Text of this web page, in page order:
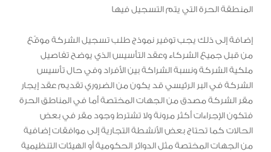
المنطقة الحرة التي يتم التسجيل فيها
إضافة إلى ذلك يجب توفير نموذج طلب تسجيل الشركة موقّع
من قبل جميع الشركاء وعقد التأسيس الذي يوضح تفاصيل
ملكية الشركة ونسبة الشراكة بين الأفراد وفي حال تأسيس
الشركة في البر الرئيسي قد يكون من الضروري تقديم عقد إيجار
مقر الشركة مصدق من الجهات المختصة أما في المناطق الحرة
فتكون الإجراءات أكثر مرونة ولا تشترط وجود مقر في بعض
الحالات كما تحتاج بعض الأنشطة التجارية إلى موافقات إضافية
من الجهات المختصة مثل الدوائر الحكومية أو الهيئات التنظيمية